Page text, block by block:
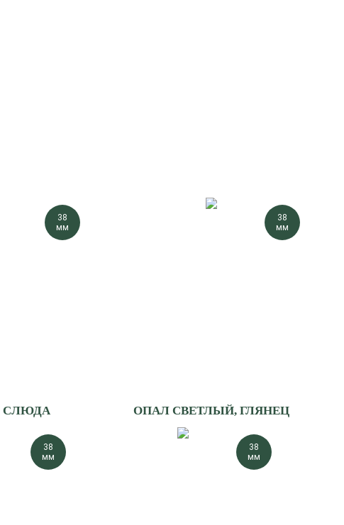
38
мм
СЛЮДА
38
мм
ОПАЛ СВЕТЛЫЙ, ГЛЯНЕЦ
38
мм
38
мм